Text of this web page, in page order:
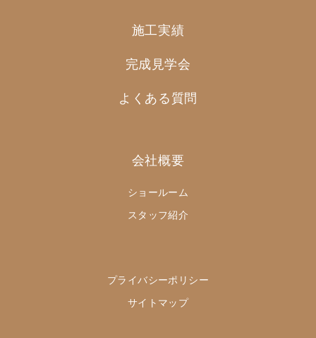
施工実績
完成見学会
よくある質問
会社概要
ショールーム
スタッフ紹介
プライバシーポリシー
サイトマップ